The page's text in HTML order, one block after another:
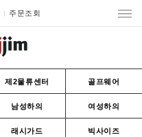
주문조회
제2물류센터 골프웨어
남성하의 여성하의
래시가드 빅사이즈